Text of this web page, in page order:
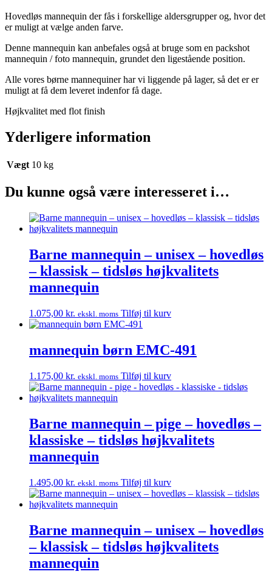
mannequin
antal
Hovedløs mannequin der fås i forskellige aldersgrupper og, hvor det
er muligt at vælge anden farve.
Denne mannequin kan anbefales også at bruge som en packshot
mannequin / foto mannequin, grundet den ligestående position.
Alle vores børne mannequiner har vi liggende på lager, så det er er
muligt at få dem leveret indenfor få dage.
Højkvalitet med flot finish
Yderligere information
Vægt 10 kg
Du kunne også være interesseret i…
Barne mannequin – unisex – hovedløs
– klassisk – tidsløs højkvalitets
mannequin
1.075,00 kr. ekskl. moms Tilføj til kurv
mannequin børn EMC-491
1.175,00 kr. ekskl. moms Tilføj til kurv
Barne mannequin – pige – hovedløs –
klassiske – tidsløs højkvalitets
mannequin
1.495,00 kr. ekskl. moms Tilføj til kurv
Barne mannequin – unisex – hovedløs
– klassisk – tidsløs højkvalitets
mannequin